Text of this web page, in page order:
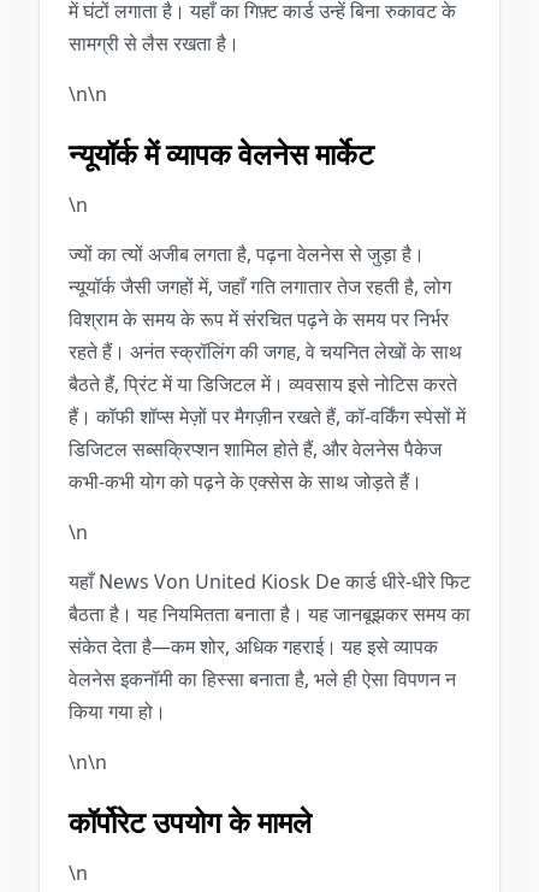
में घंटों लगाता है। यहाँ का गिफ़्ट कार्ड उन्हें बिना रुकावट के
सामग्री से लैस रखता है।
\n\n
न्यूयॉर्क में व्यापक वेलनेस मार्केट
\n
ज्यों का त्यों अजीब लगता है, पढ़ना वेलनेस से जुड़ा है।
न्यूयॉर्क जैसी जगहों में, जहाँ गति लगातार तेज रहती है, लोग
विश्राम के समय के रूप में संरचित पढ़ने के समय पर निर्भर
रहते हैं। अनंत स्क्रॉलिंग की जगह, वे चयनित लेखों के साथ
बैठते हैं, प्रिंट में या डिजिटल में। व्यवसाय इसे नोटिस करते
हैं। कॉफी शॉप्स मेज़ों पर मैगज़ीन रखते हैं, कॉ-वर्किंग स्पेसों में
डिजिटल सब्सक्रिप्शन शामिल होते हैं, और वेलनेस पैकेज
कभी-कभी योग को पढ़ने के एक्सेस के साथ जोड़ते हैं।
\n
यहाँ News Von United Kiosk De कार्ड धीरे-धीरे फिट
बैठता है। यह नियमितता बनाता है। यह जानबूझकर समय का
संकेत देता है—कम शोर, अधिक गहराई। यह इसे व्यापक
वेलनेस इकनॉमी का हिस्सा बनाता है, भले ही ऐसा विपणन न
किया गया हो।
\n\n
कॉर्पोरेट उपयोग के मामले
\n